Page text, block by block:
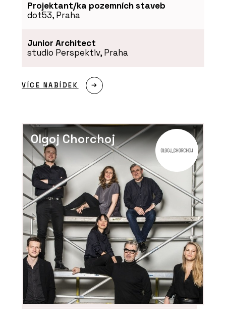
Kuchyňská baterie Mythos
Masterpiece - Franke
PRODUKTY
Fragranitový dřez Maris - Franke
O FIRMĚ
Projektant/ka pozemních staveb
dot53, Praha
Junior Architect
studio Perspektiv, Praha
VÍCE NABÍDEK
Olgoj Chorchoj